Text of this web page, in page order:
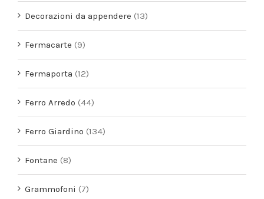
Decorazioni da appendere (13)
Fermacarte (9)
Fermaporta (12)
Ferro Arredo (44)
Ferro Giardino (134)
Fontane (8)
Grammofoni (7)